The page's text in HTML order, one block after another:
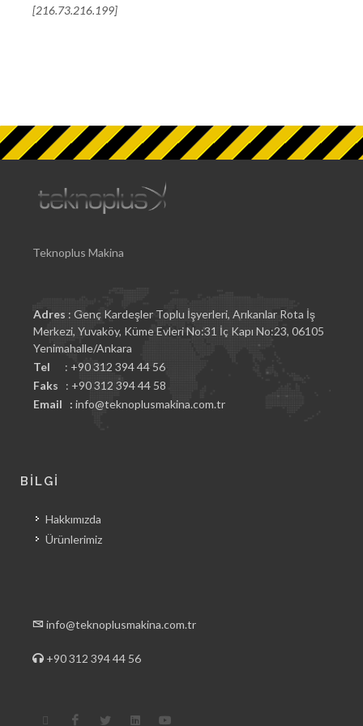
[216.73.216.199]
Teknoplus Makina
Adres : Genç Kardeşler Toplu İşyerleri, Arıkanlar Rota İş
Merkezi, Yuvaköy, Küme Evleri No:31 İç Kapı No:23, 06105
Yenimahalle/Ankara
Tel : +90 312 394 44 56
Faks : +90 312 394 44 58
Email : info@teknoplusmakina.com.tr
BİLGİ
Hakkımızda
Ürünlerimiz
info@teknoplusmakina.com.tr
+90 312 394 44 56